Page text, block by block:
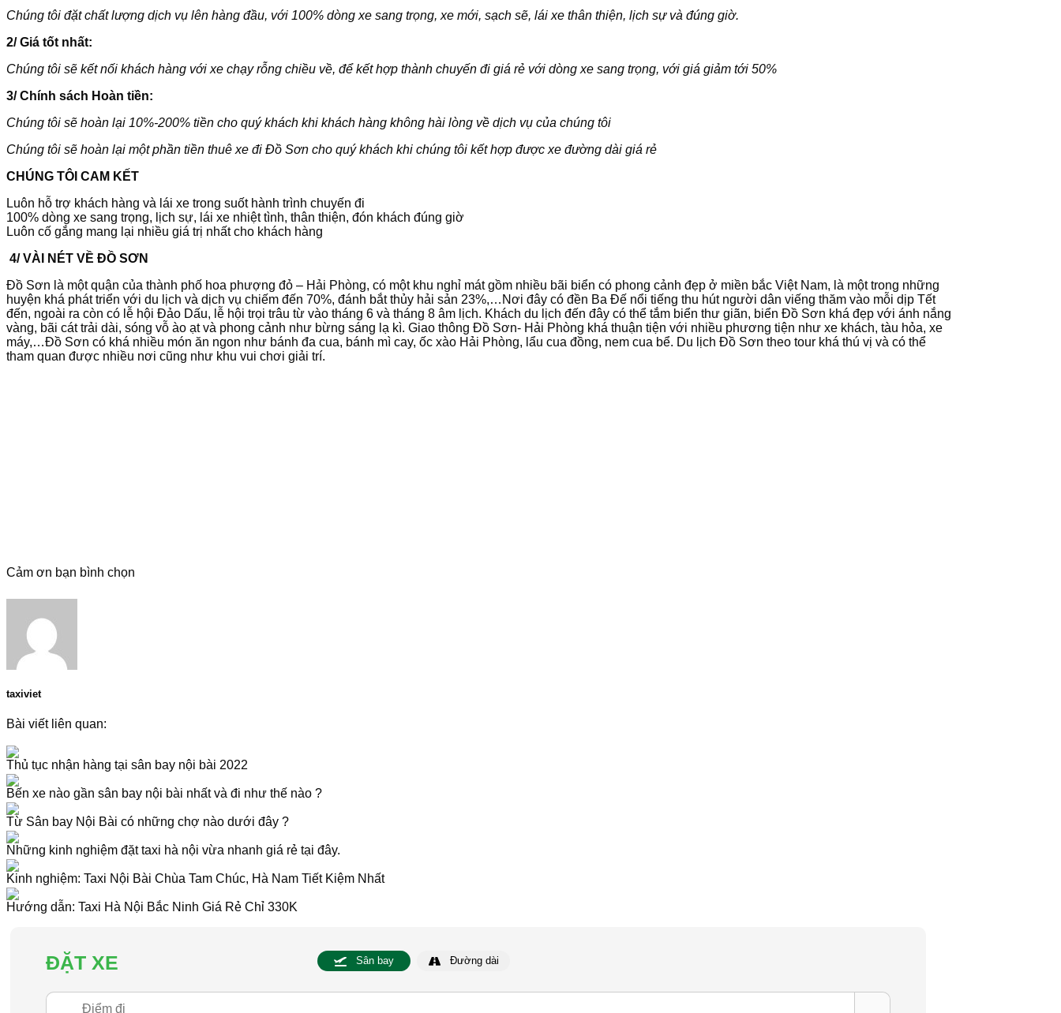
Chúng tôi đặt chất lượng dịch vụ lên hàng đầu, với 100% dòng xe sang trọng, xe mới, sạch sẽ, lái xe thân thiện, lịch sự và đúng giờ.
2/ Giá tốt nhất:
Chúng tôi sẽ kết nối khách hàng với xe chạy rỗng chiều về, để kết hợp thành chuyến đi giá rẻ với dòng xe sang trọng, với giá giảm tới 50%
3/ Chính sách Hoàn tiền:
Chúng tôi sẽ hoàn lại 10%-200% tiền cho quý khách khi khách hàng không hài lòng về dịch vụ của chúng tôi
Chúng tôi sẽ hoàn lại một phần tiền thuê xe đi Đồ Sơn cho quý khách khi chúng tôi kết hợp đượcxe đường dài giá rẻ
CHÚNG TÔI CAM KẾT
Luôn hỗ trợ khách hàng và lái xe trong suốt hành trình chuyến đi
100% dòng xe sang trọng, lịch sự, lái xe nhiệt tình, thân thiện, đón khách đúng giờ
Luôn cố gắng mang lại nhiều giá trị nhất cho khách hàng
4/ VÀI NÉT VỀ ĐỒ SƠN
Đồ Sơn là một quận của thành phố hoa phượng đỏ – Hải Phòng, có một khu nghỉ mát gồm nhiều bãi biển có phong cảnh đẹp ở miền bắc Việt Nam, là một trong những
huyện khá phát triển với du lịch và dịch vụ chiếm đến 70%, đánh bắt thủy hải sản 23%,…Nơi đây có đền Ba Đế nổi tiếng thu hút người dân viếng thăm vào mỗi dịp Tết
đến, ngoài ra còn có lễ hội Đảo Dấu, lễ hội trọi trâu từ vào tháng 6 và tháng 8 âm lịch. Khách du lịch đến đây có thể tắm biển thư giãn, biển Đồ Sơn khá đẹp với ánh nắng
vàng, bãi cát trải dài, sóng vỗ ào ạt và phong cảnh như bừng sáng lạ kì. Giao thông Đồ Sơn- Hải Phòng khá thuận tiện với nhiều phương tiện như xe khách, tàu hỏa, xe
máy,…Đồ Sơn có khá nhiều món ăn ngon như bánh đa cua, bánh mì cay, ốc xào Hải Phòng, lẩu cua đồng, nem cua bể. Du lịch Đồ Sơn theo tour khá thú vị và có thể
tham quan được nhiều nơi cũng như khu vui chơi giải trí.
Cảm ơn bạn bình chọn
taxiviet
Bài viết liên quan:
Thủ tục nhận hàng tại sân bay nội bài 2022
Bến xe nào gần sân bay nội bài nhất và đi như thế nào ?
Từ Sân bay Nội Bài có những chợ nào dưới đây ?
Những kinh nghiệm đặt taxi hà nội vừa nhanh giá rẻ tại đây.
Kinh nghiệm: Taxi Nội Bài Chùa Tam Chúc, Hà Nam Tiết Kiệm Nhất
Hướng dẫn: Taxi Hà Nội Bắc Ninh Giá Rẻ Chỉ 330K
ĐẶT XE Sân bay Đường dài